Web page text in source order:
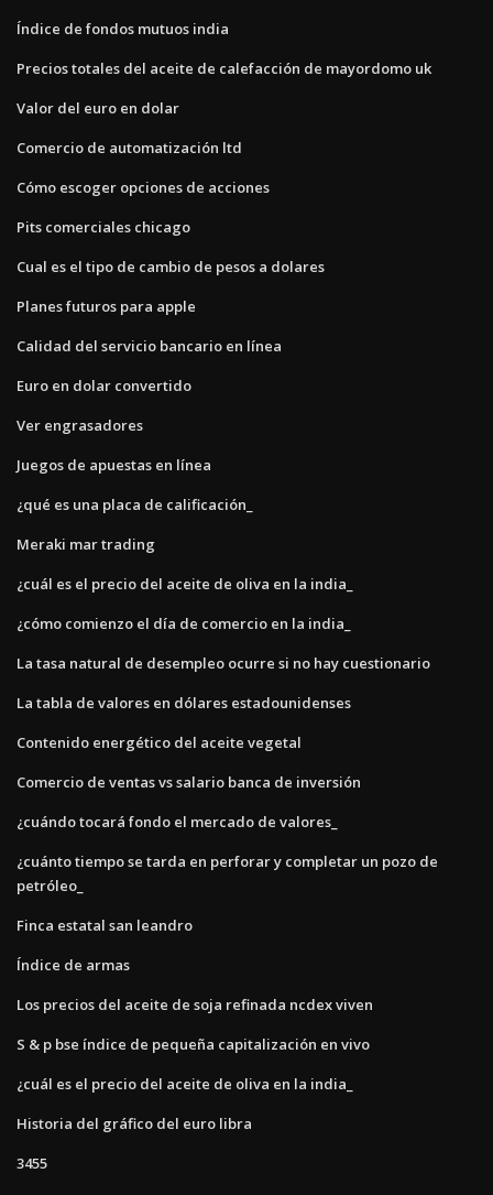
Índice de fondos mutuos india
Precios totales del aceite de calefacción de mayordomo uk
Valor del euro en dolar
Comercio de automatización ltd
Cómo escoger opciones de acciones
Pits comerciales chicago
Cual es el tipo de cambio de pesos a dolares
Planes futuros para apple
Calidad del servicio bancario en línea
Euro en dolar convertido
Ver engrasadores
Juegos de apuestas en línea
¿qué es una placa de calificación_
Meraki mar trading
¿cuál es el precio del aceite de oliva en la india_
¿cómo comienzo el día de comercio en la india_
La tasa natural de desempleo ocurre si no hay cuestionario
La tabla de valores en dólares estadounidenses
Contenido energético del aceite vegetal
Comercio de ventas vs salario banca de inversión
¿cuándo tocará fondo el mercado de valores_
¿cuánto tiempo se tarda en perforar y completar un pozo de
petróleo_
Finca estatal san leandro
Índice de armas
Los precios del aceite de soja refinada ncdex viven
S & p bse índice de pequeña capitalización en vivo
¿cuál es el precio del aceite de oliva en la india_
Historia del gráfico del euro libra
3455